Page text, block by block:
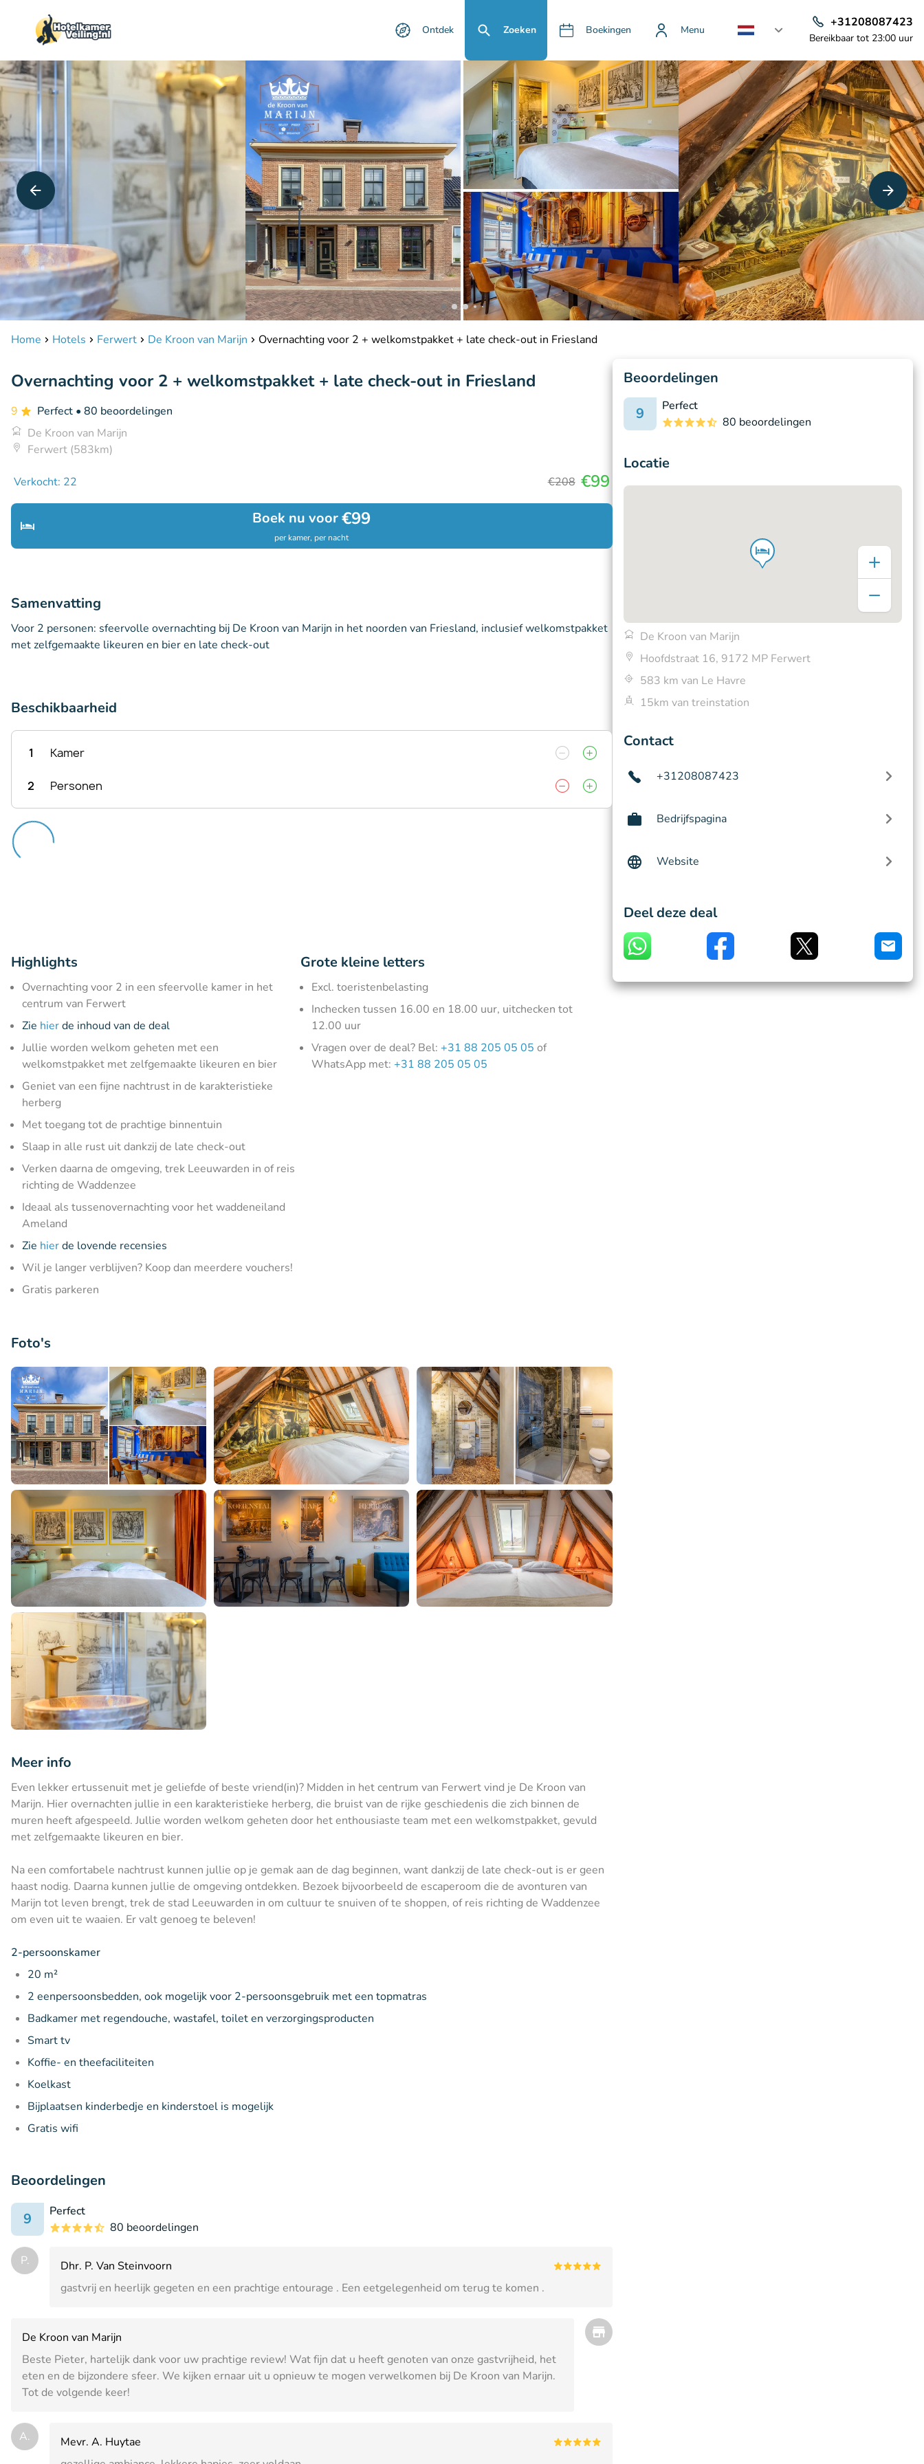
Ontdek Zoeken Boekingen Menu
+31208087423
Bereikbaar tot 23:00 uur
Home Hotels Ferwert De Kroon van Marijn Overnachting voor 2 + welkomstpakket + late check-out in Friesland
Overnachting voor 2 + welkomstpakket + late check-out in Friesland
9 Perfect • 80 beoordelingen
De Kroon van Marijn
Ferwert (583km)
Verkocht: 22 €208 €99
Boek nu voor€99
per kamer, per nacht
Samenvatting
Voor 2 personen: sfeervolle overnachting bij De Kroon van Marijn in het noorden van Friesland, inclusief welkomstpakket
met zelfgemaakte likeuren en bier en late check-out
Beschikbaarheid
1 Kamer
2 Personen
Highlights
Overnachting voor 2 in een sfeervolle kamer in het
centrum van Ferwert
Zie hierde inhoud van de deal
Jullie worden welkom geheten met een
welkomstpakket met zelfgemaakte likeuren en bier
Geniet van een fijne nachtrust in de karakteristieke
herberg
Met toegang tot de prachtige binnentuin
Slaap in alle rust uit dankzij de late check-out
Verken daarna de omgeving, trek Leeuwarden in of reis
richting de Waddenzee
Ideaal als tussenovernachting voor het waddeneiland
Ameland
Zie hierde lovende recensies
Wil je langer verblijven? Koop dan meerdere vouchers!
Gratis parkeren
Grote kleine letters
Excl. toeristenbelasting
Inchecken tussen 16.00 en 18.00 uur, uitchecken tot
12.00 uur
Vragen over de deal? Bel:+31 88 205 05 05 of
WhatsApp met:+31 88 205 05 05
Foto's
Meer info
Even lekker ertussenuit met je geliefde of beste vriend(in)? Midden in het centrum van Ferwert vind je De Kroon van
Marijn. Hier overnachten jullie in een karakteristieke herberg, die bruist van de rijke geschiedenis die zich binnen de
muren heeft afgespeeld. Jullie worden welkom geheten door het enthousiaste team met een welkomstpakket, gevuld
met zelfgemaakte likeuren en bier.
Na een comfortabele nachtrust kunnen jullie op je gemak aan de dag beginnen, want dankzij de late check-out is er geen
haast nodig. Daarna kunnen jullie de omgeving ontdekken. Bezoek bijvoorbeeld de escaperoom die de avonturen van
Marijn tot leven brengt, trek de stad Leeuwarden in om cultuur te snuiven of te shoppen, of reis richting de Waddenzee
om even uit te waaien. Er valt genoeg te beleven!
2-persoonskamer
20 m²
2 eenpersoonsbedden, ook mogelijk voor 2-persoonsgebruik met een topmatras
Badkamer met regendouche, wastafel, toilet en verzorgingsproducten
Smart tv
Koffie- en theefaciliteiten
Koelkast
Bijplaatsen kinderbedje en kinderstoel is mogelijk
Gratis wifi
Beoordelingen
9
Perfect
80 beoordelingen
P.
Dhr. P. Van Steinvoorn
gastvrij en heerlijk gegeten en een prachtige entourage . Een eetgelegenheid om terug te komen .
De Kroon van Marijn
Beste Pieter, hartelijk dank voor uw prachtige review! Wat fijn dat u heeft genoten van onze gastvrijheid, het
eten en de bijzondere sfeer. We kijken ernaar uit u opnieuw te mogen verwelkomen bij De Kroon van Marijn.
Tot de volgende keer!
A.
Mevr. A. Huytae
Beoordelingen
9
Perfect
80 beoordelingen
Locatie
De Kroon van Marijn
Hoofdstraat 16, 9172 MP Ferwert
583 km van Le Havre
15km van treinstation
Contact
+31208087423
Bedrijfspagina
Website
Deel deze deal